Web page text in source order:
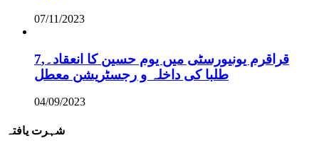
07/11/2023
قراقرم یونیورسٹی میں یوم حسین کا انعقاد۔,7
طلبا کی داخلہ و رجسٹریشن معطل
04/09/2023
شہرت یافتہ